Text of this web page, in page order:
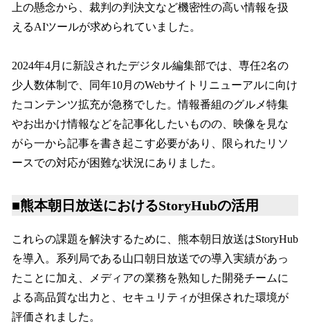
上の懸念から、裁判の判決文など機密性の高い情報を扱
えるAIツールが求められていました。
2024年4月に新設されたデジタル編集部では、専任2名の
少人数体制で、同年10月のWebサイトリニューアルに向け
たコンテンツ拡充が急務でした。情報番組のグルメ特集
やお出かけ情報などを記事化したいものの、映像を見な
がら一から記事を書き起こす必要があり、限られたリソ
ースでの対応が困難な状況にありました。
■熊本朝日放送におけるStoryHubの活用
これらの課題を解決するために、熊本朝日放送はStoryHub
を導入。系列局である山口朝日放送での導入実績があっ
たことに加え、メディアの業務を熟知した開発チームに
よる高品質な出力と、セキュリティが担保された環境が
評価されました。